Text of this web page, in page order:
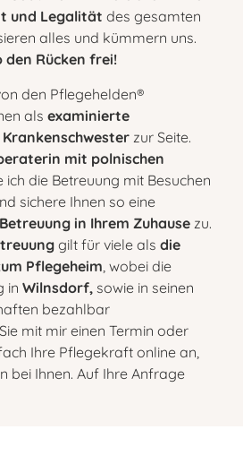
und Legalität des gesamten
alles und kümmern uns.
den Rücken frei!
den Pflegehelden®
alsexaminierte
zur Seite.
mit polnischen
ich die Betreuung mit Besuchen
sichere Ihnen so eine
in Ihrem Zuhause zu.
gilt für viele alsdie
Pflegeheim , wobei die
inWilnsdorf,sowie in seinen
bezahlbar
mit mir einen Termin oder
Ihre Pflegekraft online an,
bei Ihnen. Auf Ihre Anfrage